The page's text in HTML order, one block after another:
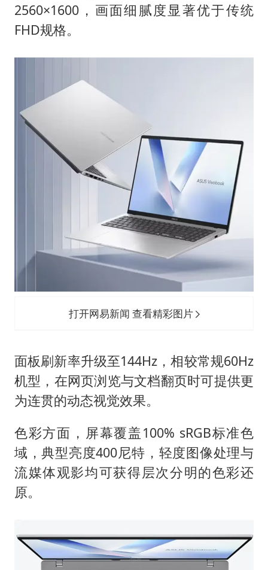
2560×1600，画面细腻度显著优于传统
FHD规格。
打开网易新闻 查看精彩图片
面板刷新率升级至144Hz，相较常规60Hz
机型，在网页浏览与文档翻页时可提供更
为连贯的动态视觉效果。
色彩方面，屏幕覆盖100% sRGB标准色
域，典型亮度400尼特，轻度图像处理与
流媒体观影均可获得层次分明的色彩还
原。